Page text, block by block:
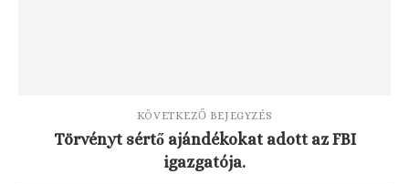
KÖVETKEZŐ BEJEGYZÉS
Törvényt sértő ajándékokat adott az FBI
igazgatója.